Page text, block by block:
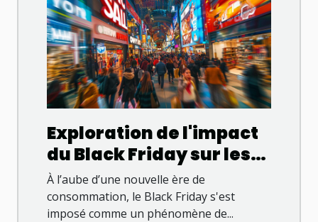
Exploration de l'impact
du Black Friday sur les
tendances de
consommation
À l’aube d’une nouvelle ère de
consommation, le Black Friday s'est
imposé comme un phénomène de...